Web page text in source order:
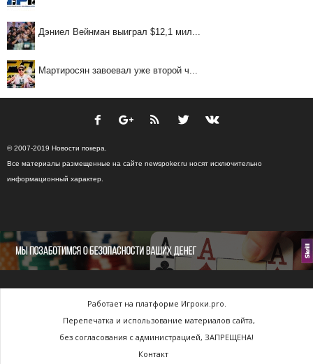
Дэниел Вейнман выиграл $12,1 мил...
Мартиросян завоевал уже второй ч...
© 2007-2019 Новости покера.
Все материалы размещенные на сайте newspoker.ru носят исключительно
информационный характер.
Работает на платформе Игроки.pro.
Перепечатка и использование материалов сайта,
без согласования с администрацией, ЗАПРЕЩЕНА!
Контакт